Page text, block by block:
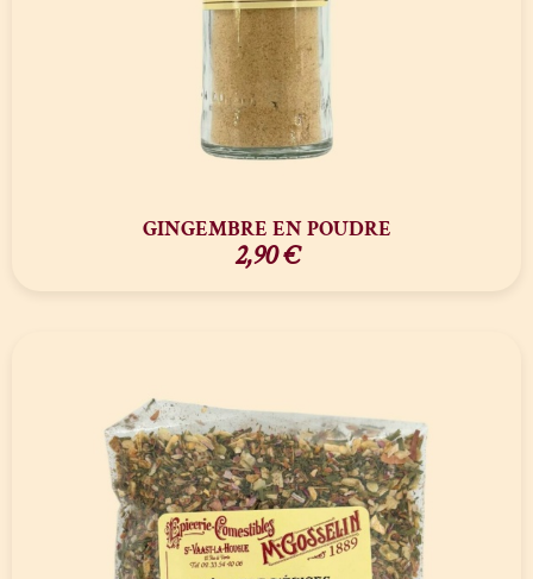
GINGEMBRE EN POUDRE
2,90€